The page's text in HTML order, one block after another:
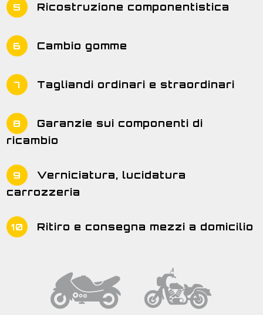
5 Ricostruzione componentistica
6 Cambio gomme
7 Tagliandi ordinari e straordinari
8
Garanzie sui componenti di
ricambio
9
Verniciatura, lucidatura
carrozzeria
10 Ritiro e consegna mezzi a domicilio